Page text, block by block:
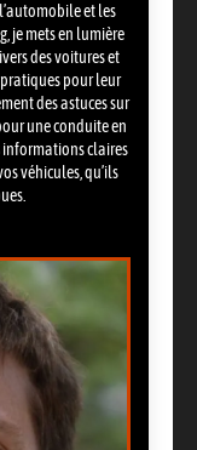
et les
je mets en lumière
des voitures et
pour leur
des astuces sur
une conduite en
informations claires
véhicules, qu’ils